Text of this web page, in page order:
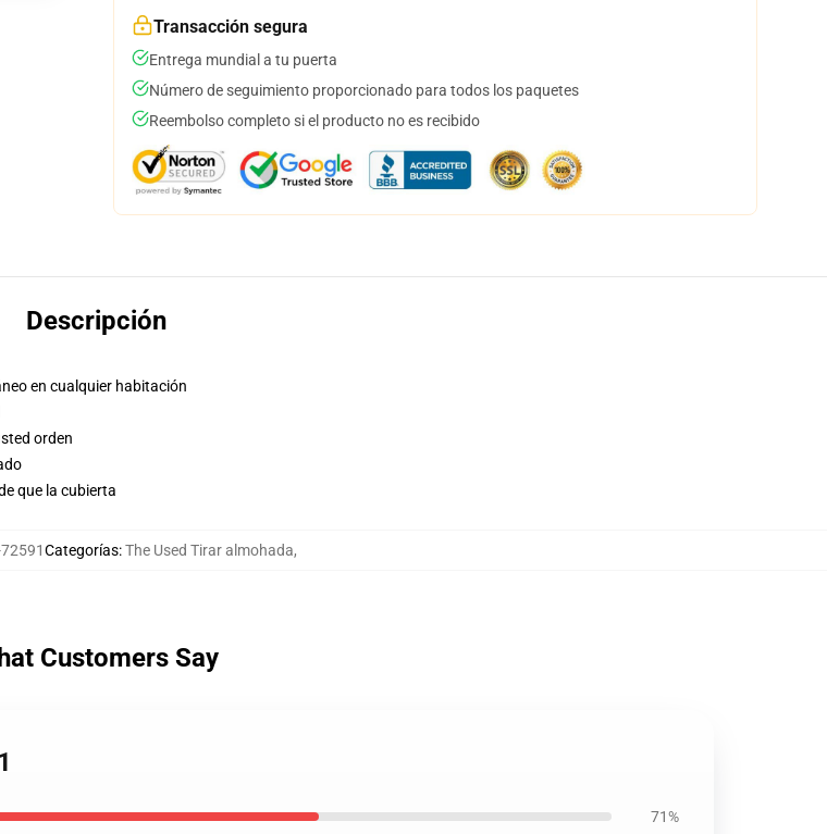
Transacción segura
Entrega mundial a tu puerta
Número de seguimiento proporcionado para todos los paquetes
Reembolso completo si el producto no es recibido
Descripción
en cualquier habitación
orden
que la cubierta
Categorías:The Used Tirar almohada,
Customers Say
71%